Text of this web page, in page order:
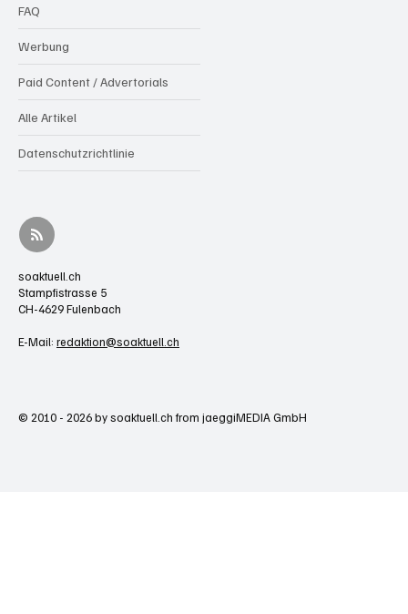
FAQ
Werbung
Paid Content / Advertorials
Alle Artikel
Datenschutzrichtlinie
soaktuell.ch
Stampfistrasse 5
CH-4629 Fulenbach
E-Mail: redaktion@soaktuell.ch
© 2010 - 2026 by soaktuell.ch from jaeggiMEDIA GmbH